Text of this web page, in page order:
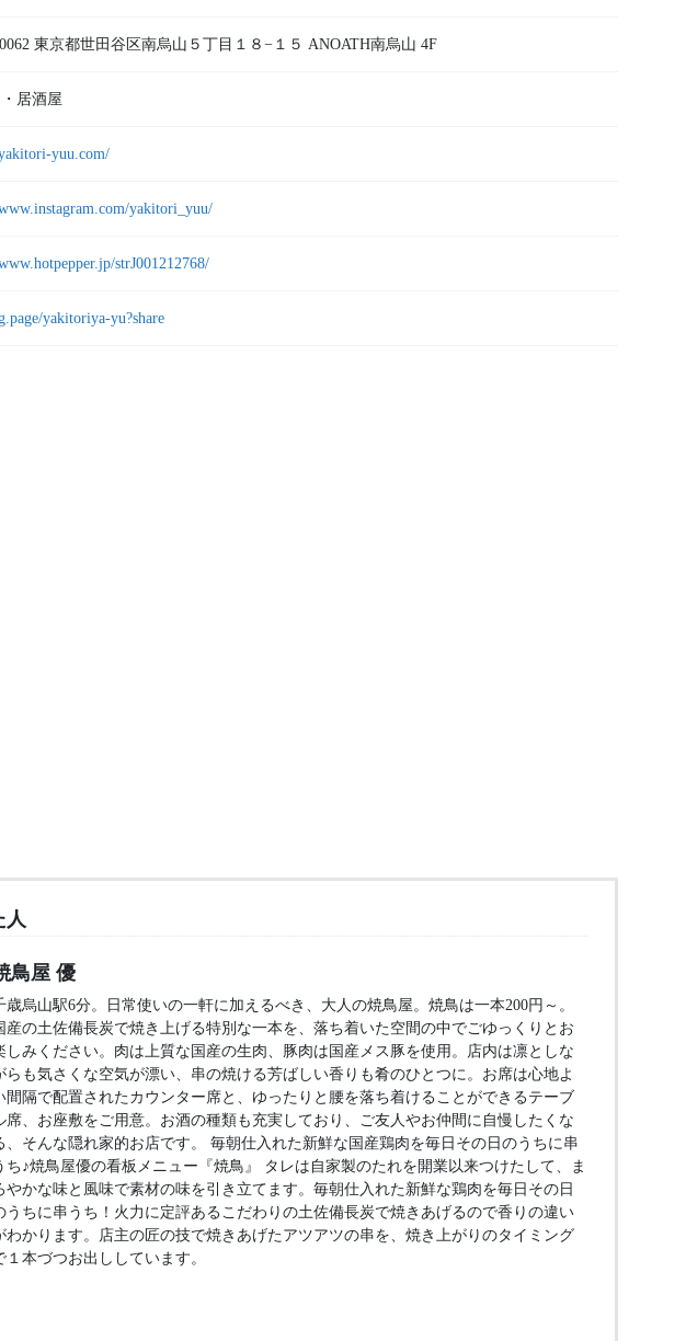
東京都世田谷区南烏山５丁目１８−１５ ANOATH南烏山 4F
居酒屋
yuu.com/
yakitori_yuu/
strJ001212768/
yakitoriya-yu?share
人
鳥屋 優
歳烏山駅6分。日常使いの一軒に加えるべき、大人の焼鳥屋。焼鳥は一本200円～。
産の土佐備長炭で焼き上げる特別な一本を、落ち着いた空間の中でごゆっくりとお
しみください。肉は上質な国産の生肉、豚肉は国産メス豚を使用。店内は凛としな
らも気さくな空気が漂い、串の焼ける芳ばしい香りも肴のひとつに。お席は心地よ
間隔で配置されたカウンター席と、ゆったりと腰を落ち着けることができるテーブ
席、お座敷をご用意。お酒の種類も充実しており、ご友人やお仲間に自慢したくな
、そんな隠れ家的お店です。 毎朝仕入れた新鮮な国産鶏肉を毎日その日のうちに串
ち♪焼鳥屋優の看板メニュー『焼鳥』 タレは自家製のたれを開業以来つけたして、ま
やかな味と風味で素材の味を引き立てます。毎朝仕入れた新鮮な鶏肉を毎日その日
うちに串うち！火力に定評あるこだわりの土佐備長炭で焼きあげるので香りの違い
わかります。店主の匠の技で焼きあげたアツアツの串を、焼き上がりのタイミング
１本づつお出ししています。